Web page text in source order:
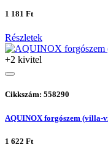
1 181 Ft
Részletek
+2 kivitel
Cikkszám: 558290
AQUINOX forgószem (villa-
1 622 Ft